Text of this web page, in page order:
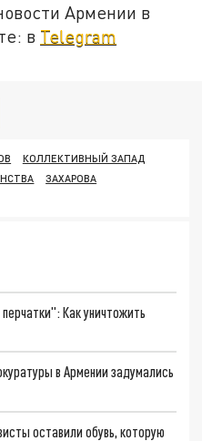
Армении в
в Telegram
КОЛЛЕКТИВНЫЙ ЗАПАД
ЗАХАРОВА
Как уничтожить
в Армении задумались
оставили обувь, которую